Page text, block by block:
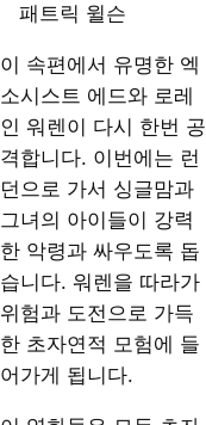
패트릭 윌슨
이 속편에서 유명한 엑
소시스트 에드와 로레
인 워렌이 다시 한번 공
격합니다. 이번에는 런
던으로 가서 싱글맘과
그녀의 아이들이 강력
한 악령과 싸우도록 돕
습니다. 워렌을 따라가
위험과 도전으로 가득
한 초자연적 모험에 들
어가게 됩니다.